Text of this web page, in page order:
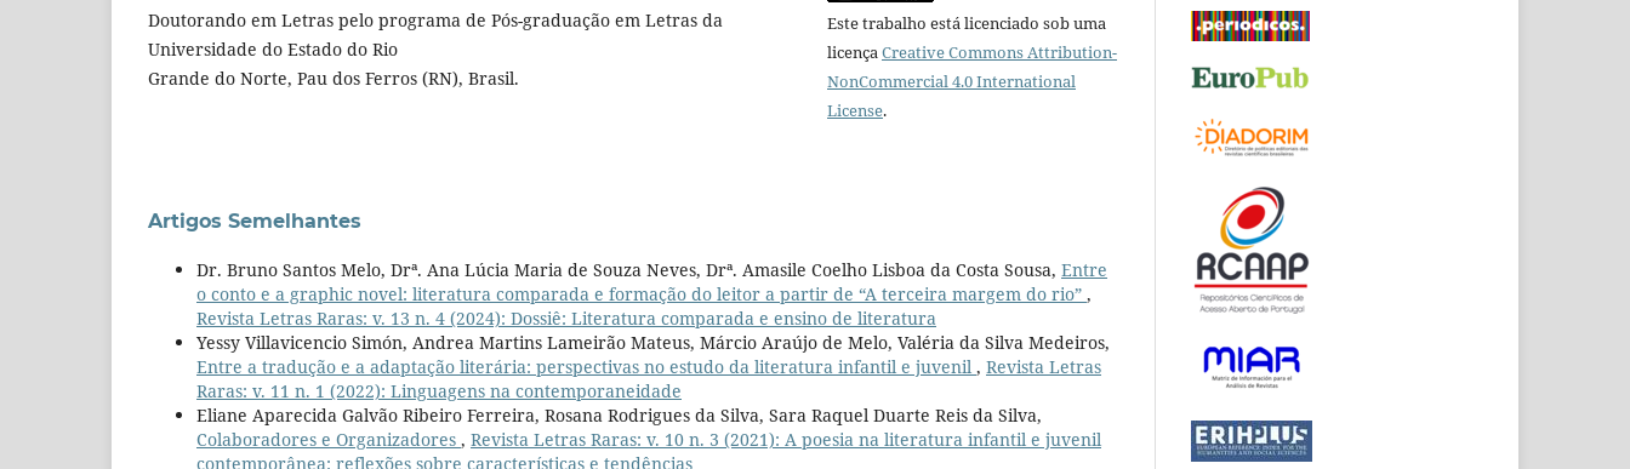
Doutorando em Letras pelo programa de Pós-graduação em Letras da
Universidade do Estado do Rio
Grande do Norte, Pau dos Ferros (RN), Brasil.
Este trabalho está licenciado sob uma
licençaCreative Commons Attribution-
NonCommercial 4.0 International
License.
Artigos Semelhantes
Dr. Bruno Santos Melo, Drª. Ana Lúcia Maria de Souza Neves, Drª. Amasile Coelho Lisboa da Costa Sousa, Entre
o conto e a graphic novel: literatura comparada e formação do leitor a partir de “A terceira margem do rio” ,
Revista Letras Raras: v. 13 n. 4 (2024): Dossiê: Literatura comparada e ensino de literatura
Yessy Villavicencio Simón, Andrea Martins Lameirão Mateus, Márcio Araújo de Melo, Valéria da Silva Medeiros,
Entre a tradução e a adaptação literária: perspectivas no estudo da literatura infantil e juvenil , Revista Letras
Raras: v. 11 n. 1 (2022): Linguagens na contemporaneidade
Eliane Aparecida Galvão Ribeiro Ferreira, Rosana Rodrigues da Silva, Sara Raquel Duarte Reis da Silva,
Colaboradores e Organizadores , Revista Letras Raras: v. 10 n. 3 (2021): A poesia na literatura infantil e juvenil
contemporânea: reflexões sobre características e tendências